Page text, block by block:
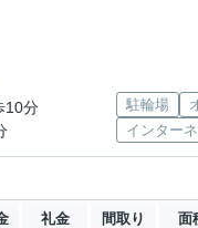
10分
駐輪場
インター
礼金 間取り 面